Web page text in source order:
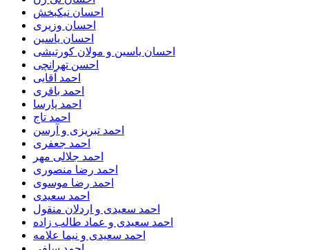
احسان نیکبخش
احسان وزیری
احسان یاسین
احسان یاسین و مولان کورتیشی
احسن تهرانچی
احمد آقایی
احمد باقری
احمد پارسا
احمد تاج
احمد تبریزی و آرسن
احمد جعفری
احمد جلالی مهر
احمد رضا منصوری
احمد رضا موسوی
احمد سعیدی
احمد سعیدی و اردلان منقول
احمد سعیدی و عماد طالب زاده
احمد سعیدی و نیما علامه